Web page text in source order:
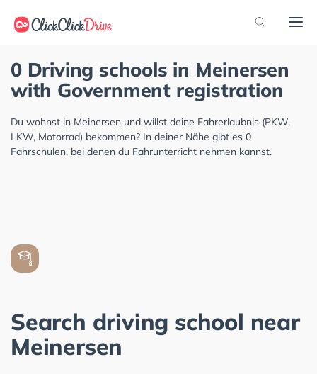
0 Driving schools in Meinersen
with Government registration
Du wohnst in Meinersen und willst deine Fahrerlaubnis (PKW,
LKW, Motorrad) bekommen? In deiner Nähe gibt es 0
Fahrschulen, bei denen du Fahrunterricht nehmen kannst.
Search driving school near
Meinersen